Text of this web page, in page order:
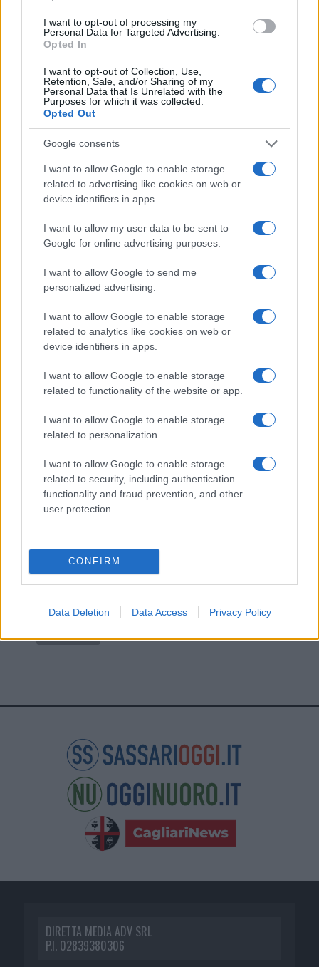
I want to opt-out of processing my
Personal Data for Targeted Advertising.
Opted In
I want to opt-out of Collection, Use,
Retention, Sale, and/or Sharing of my
Personal Data that Is Unrelated with the
Purposes for which it was collected.
Opted Out
Google consents
I want to allow Google to enable storage
related to advertising like cookies on web or
device identifiers in apps.
I want to allow my user data to be sent to
Google for online advertising purposes.
I want to allow Google to send me
personalized advertising.
I want to allow Google to enable storage
related to analytics like cookies on web or
device identifiers in apps.
I want to allow Google to enable storage
related to functionality of the website or app.
I want to allow Google to enable storage
related to personalization.
I want to allow Google to enable storage
related to security, including authentication
functionality and fraud prevention, and other
user protection.
CONFIRM
Data Deletion Data Access Privacy Policy
I nostri cari
I nostri cari
Giovannimaria Cabras
Segnala
Vuoi rimanere sempre aggiornato?
Iscriviti alla newsletter di Gallura Oggi e ricevi le nostre
email periodiche contenenti le ultime notizie pubblicate
*campo obbligatorio
Indirizzo email*
Privacy
Utilizziamo Mailchimp come piattaforma di
Potrai annullare l'iscrizione in qualsiasi momento
facendo clic sul collegamento nel piè di pagina delle
nostre e-mail.
DIRETTA MEDIA ADV SRL
P.I. 02839380306